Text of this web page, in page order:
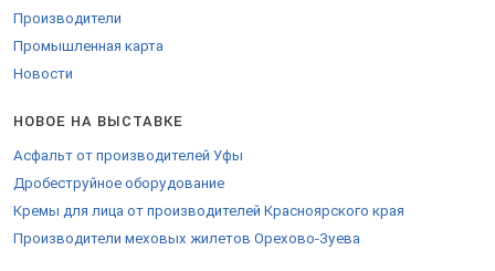
Производители
Промышленная карта
Новости
НОВОЕ НА ВЫСТАВКЕ
Асфальт от производителей Уфы
Дробеструйное оборудование
Кремы для лица от производителей Красноярского края
Производители меховых жилетов Орехово-Зуева